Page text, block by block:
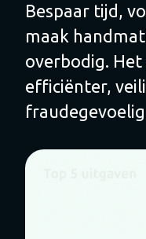
Bespaar tijd,
maak
overbodig. Het
efficiënter,